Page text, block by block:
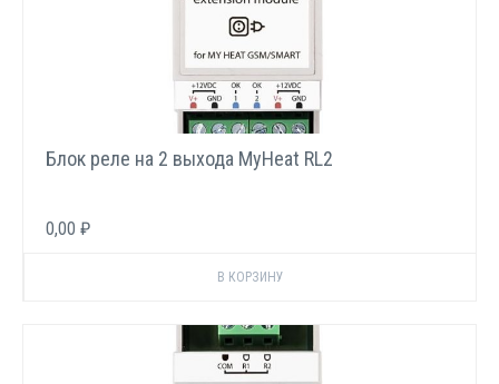
Блок реле на 2 выхода MyHeat RL2
0,00 ₽